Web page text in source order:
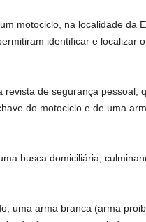
motociclo, na localidade da
identificar e localizar
revista de segurança pessoal,
do motociclo e de uma
busca domiciliária,
uma arma branca (arma